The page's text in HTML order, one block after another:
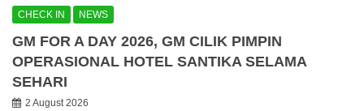
CHECK IN NEWS
GM FOR A DAY 2026, GM CILIK PIMPIN
OPERASIONAL HOTEL SANTIKA SELAMA
SEHARI
2 August 2026